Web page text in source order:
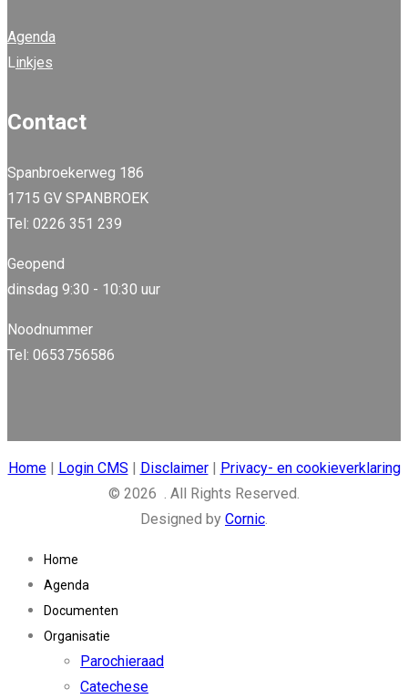
Agenda
Linkjes
Contact
Spanbroekerweg 186
1715 GV SPANBROEK
Tel: 0226 351 239
Geopend
dinsdag 9:30 - 10:30 uur
Noodnummer
Tel: 0653756586
Home| Login CMS | Disclaimer| Privacy- en cookieverklaring
© 2026 . All Rights Reserved.
Designed by Cornic
Home
Agenda
Documenten
Organisatie
Parochieraad
Catechese